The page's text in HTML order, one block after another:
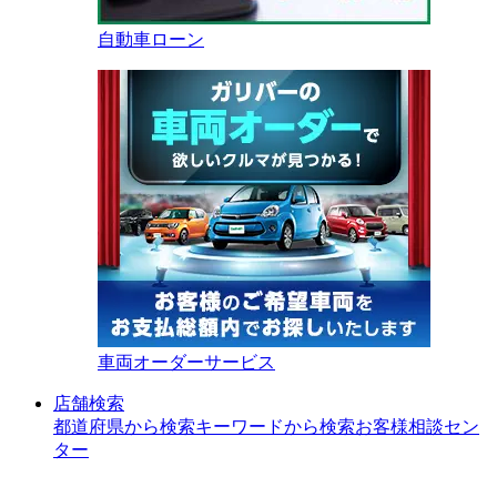
自動車ローン
車両オーダーサービス
店舗検索
都道府県から検索キーワードから検索お客様相談セン
ター